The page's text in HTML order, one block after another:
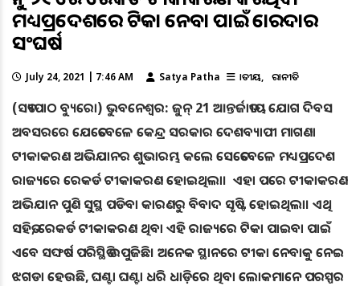
ମଧ୍ୟପ୍ରଦେଶରେ ଟିକା ନେବା ପାଇଁ ଜୋରଦାର
ସଂଘର୍ଷ
July 24, 2021 | 7:46 AM Satya Patha ଜାତୀୟ ରାଜନୀତି
(ସତ୍ୟପାଠ ବ୍ୟୁରୋ) ଭୁବନେଶ୍ୱର: ଜୁନ୍ 21 ଆନ୍ତର୍ଜାତୀୟ ଯୋଗ ଦିବସ
ଅବସରରେ ଯେତେବେଳେ କେନ୍ଦ୍ର ସରକାର ଦେଶବ୍ୟାପୀ ମାଗଣା
ଟୀକାକରଣ ଅଭିଯାନର ଶୁଭାରମ୍ଭ କଲେ ସେତେବେଳେ ମଧ୍ୟପ୍ରଦେଶ
ରାଜ୍ୟରେ ରେକର୍ଡ ଟୀକାକରଣ ହୋଇଥିଲା। ଏହା ପରେ ଟୀକାକରଣ
ଅଭିଯାନ ପୁଣି ସୁସ୍ଥ ପଡିବା କାରଣରୁ ବିବାଦ ସୃଷ୍ଟି ହୋଇଥିଲା। ଏଥି
ସହିତ, ରେକର୍ଡ ଟୀକାକରଣ ଥିବା ଏହି ରାଜ୍ୟରେ ଟିକା ପାଇବା ପାଇଁ
ଏବେ ସଙ୍ଘର୍ଷ ପରିସ୍ଥିତି ଉପୁଜିଛି। ଅନେକ ସ୍ଥାନରେ ଟୀକା ନେବାକୁ ନେଇ
ଝଗଡା ହେଉଛି, ଘଣ୍ଟା ଘଣ୍ଟା ଧରି ଧାଡ଼ିରେ ଥିବା ଲୋକମାନେ ପରସ୍ପର